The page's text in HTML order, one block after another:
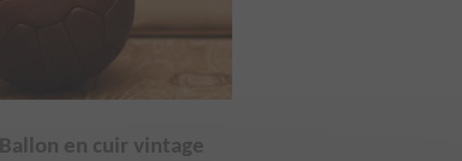
Ballon en cuir vintage